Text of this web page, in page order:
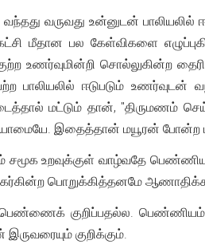
வருவது உன்னுடன் பாலியலில்
கட்சி மீதான பல கேள்விகளை
உணர்வுமின்றி சொல்லுகின்ற
பாலியலில் ஈடுபடும்
மட்டும் தான், "திருமணம்
இதைத்தான் மயூரன்
சமூக உறவுக்குள் வாழ்வதே
பொறுக்கித்தனமே
குறிப்பதல்ல. பெண்ணியம்
குறிக்கும்.